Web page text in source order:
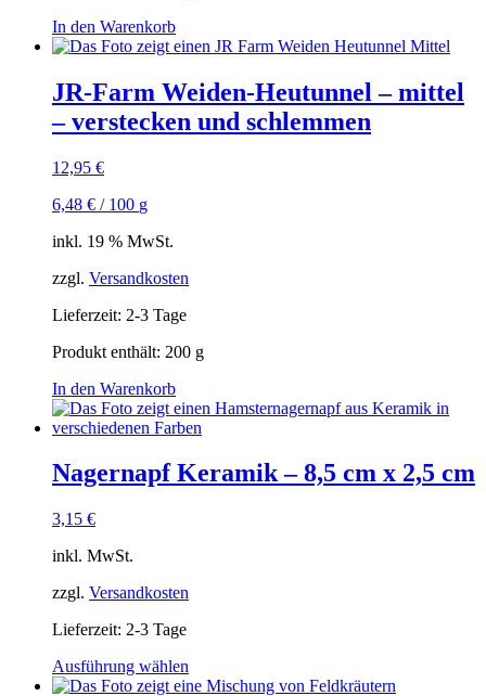
In den Warenkorb
JR-Farm Weiden-Heutunnel – mittel
– verstecken und schlemmen
12,95 €
6,48 € / 100 g
inkl. 19 % MwSt.
zzgl. Versandkosten
Lieferzeit: 2-3 Tage
Produkt enthält: 200 g
In den Warenkorb
Nagernapf Keramik – 8,5 cm x 2,5 cm
3,15 €
inkl. MwSt.
zzgl. Versandkosten
Lieferzeit: 2-3 Tage
Ausführung wählen
Dieses